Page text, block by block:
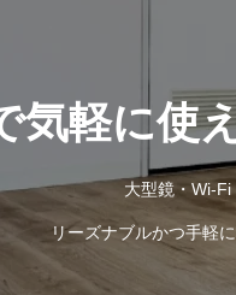
気軽に使
大型鏡・Wi-
リーズナブルかつ手軽